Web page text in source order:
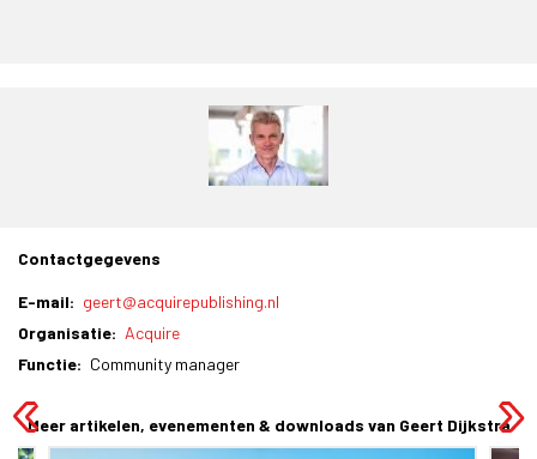
Contactgegevens
E-mail
geert@acquirepublishing.nl
Organisatie
Acquire
Functie
Community manager
Meer artikelen, evenementen & downloads van Geert Dijkstra